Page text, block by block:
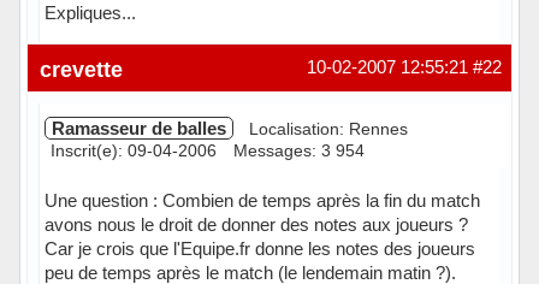
Expliques...
Hors ligne #22
10-02-2007 12:55:21
crevette
Ramasseur de balles
Localisation: Rennes
Inscrit(e): 09-04-2006
Messages: 3 954
Une question : Combien de temps après la fin du match
avons nous le droit de donner des notes aux joueurs ?
Car je crois que l'Equipe.fr donne les notes des joueurs
peu de temps après le match (le lendemain matin ?).